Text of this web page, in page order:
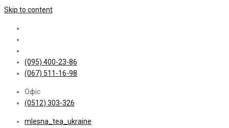
Skip to content
(095) 400-23-86
(067) 511-16-98
Офіс
(0512) 303-326
mlesna_tea_ukraine